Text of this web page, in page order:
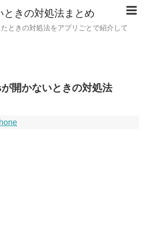
ときの対処法まとめ
ときの対処法をアプリごとで紹介して
開かないときの対処法